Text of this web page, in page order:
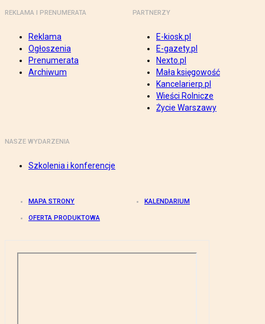
REKLAMA I PRENUMERATA
Reklama
Ogłoszenia
Prenumerata
Archiwum
PARTNERZY
E-kiosk.pl
E-gazety.pl
Nexto.pl
Mała księgowość
Kancelarierp.pl
Wieści Rolnicze
Życie Warszawy
NASZE WYDARZENIA
Szkolenia i konferencje
MAPA STRONY KALENDARIUM
OFERTA PRODUKTOWA